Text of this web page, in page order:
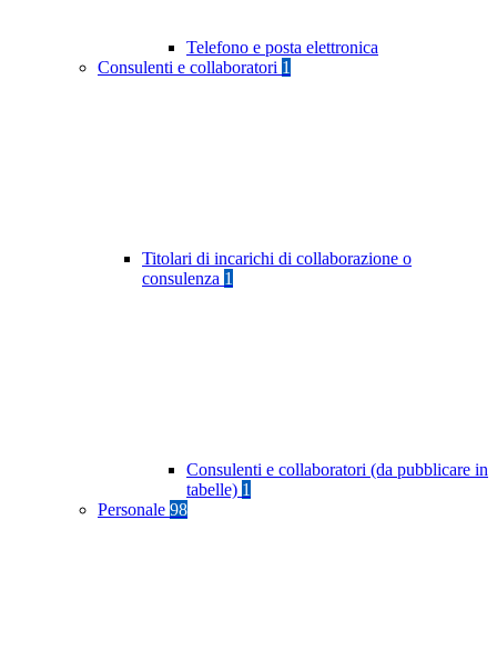
Telefono e posta elettronica
Consulenti e collaboratori 1
Titolari di incarichi di collaborazione o
consulenza 1
Consulenti e collaboratori (da pubblicare in
tabelle) 1
Personale 98